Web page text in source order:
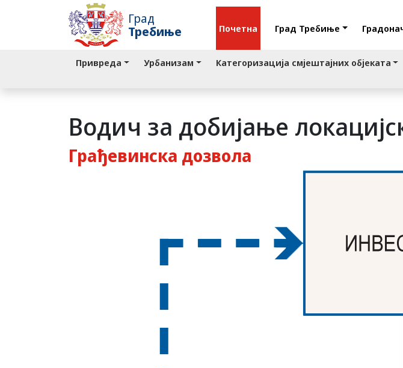
Град
Требиње
Почетна Град Требиње
Привреда Урбанизам Категоризација смјештајних објеката
Водич за добијање
Грађевинска дозвола